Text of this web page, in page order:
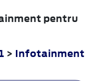
pentru
> Infotainment